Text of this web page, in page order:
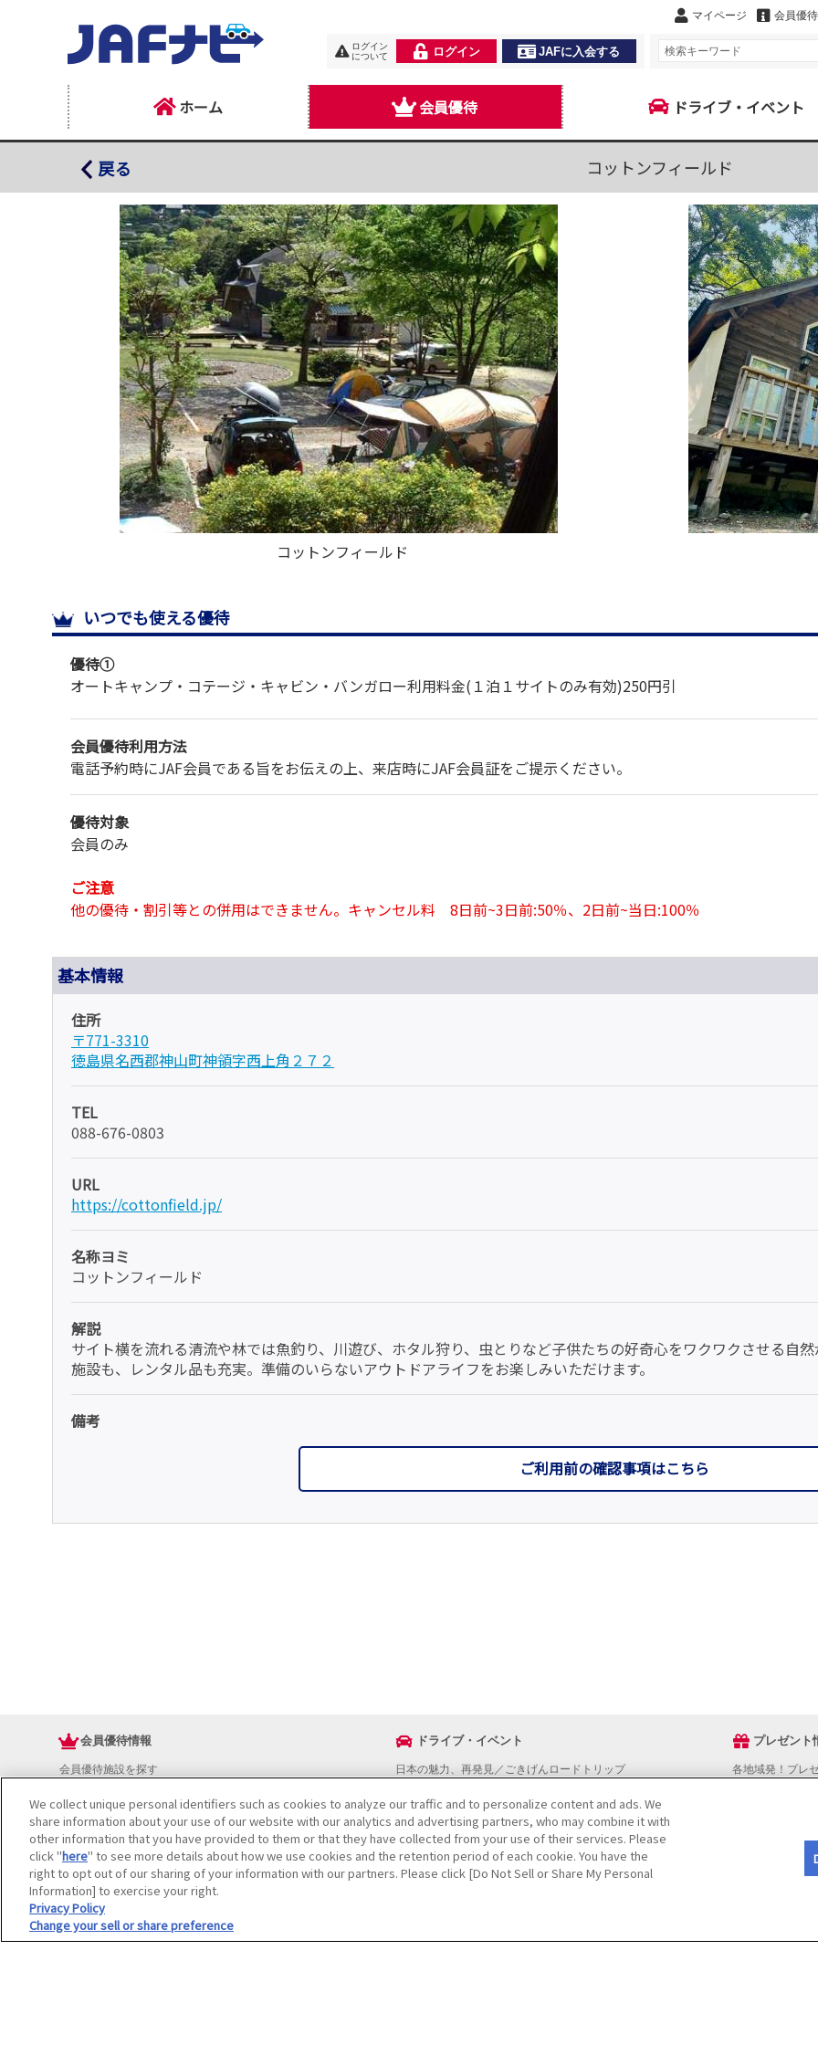
マイページ 会員優
ログイン
について
ログイン JAFに入会する
ホーム 会員優待 ドライブ・イベント
戻る コットンフィールド
コットンフィールド
コットンフィールド
いつでも使える優待
優待①
オートキャンプ・コテージ・キャビン・バンガロー利用料金(１泊１サイトのみ有効)250円引
会員優待利用方法
電話予約時にJAF会員である旨をお伝えの上、来店時にJAF会員証をご提示ください。
優待対象
会員のみ
ご注意
他の優待・割引等との併用はできません。キャンセル料 8日前~3日前:50％、2日前~当日:100％
基本情報
住所
〒771-3310
徳島県名西郡神山町神領字西上角２７２
TEL
088-676-0803
URL
https://cottonfield.jp/
名称ヨミ
コットンフィールド
解説
サイト横を流れる清流や林では魚釣り、川遊び、ホタル狩り、虫とりなど子供たちの好奇心をワクワクさせる自
施設も、レンタル品も充実。準備のいらないアウトドアライフをお楽しみいただけます。
備考
ご利用前の確認事項はこちら
会員優待情報
会員優待施設を探す
新規優待施設
海外で使える会員優待サービス
JAFプレミアムサービス
JAFライフサポート
JAF Mate
冊子JAF Mate・JAF PLUS
ドライブ・イベント
日本の魅力、再発見／ごきげんロードトリップ
おでかけスポットを探す
ドライブコースを探す
イベントを探す
地図から探す
プレゼント
各地域発！プレ
We collect unique personal identifiers such as cookies to analyze our traffic and to personalize content and ads. We
share information about your use of our website with our analytics and advertising partners, who may combine it with
other information that you have provided to them or that they have collected from your use of their services. Please
click "here" to see more details about how we use cookies and the retention period of each cookie. You have the
right to opt out of our sharing of your information with our partners. Please click [Do Not Sell or Share My Personal
Information] to exercise your right.
Privacy Policy
Change your sell or share preference